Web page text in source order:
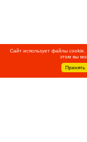
Сайт использует файлы
этом вы
Принять